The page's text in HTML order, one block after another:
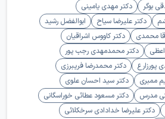
بوگر
دکتر مهدی یامینی
دکتر علیرضا سیاح
ابوالفضل رشید
محمدی
دکتر کاووس اشراقیان
دکتر محمدمهدی رجب پور
پورزارع
دکتر محمدرضا فریبرزی
ممبری
دکتر سید احسان علوی
مدرس
دکتر مسعود عطائی خوراسگانی
دکتر علیرضا خدادادی سرخکلائی